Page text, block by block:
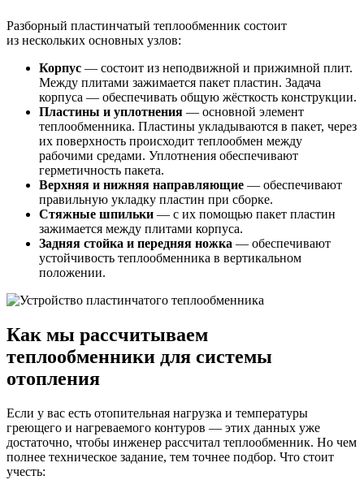
Разборный пластинчатый теплообменник состоит
из нескольких основных узлов:
Корпус — состоит из неподвижной и прижимной плит.
Между плитами зажимается пакет пластин. Задача
корпуса — обеспечивать общую жёсткость конструкции.
Пластины и уплотнения — основной элемент
теплообменника. Пластины укладываются в пакет, через
их поверхность происходит теплообмен между
рабочими средами. Уплотнения обеспечивают
герметичность пакета.
Верхняя и нижняя направляющие — обеспечивают
правильную укладку пластин при сборке.
Стяжные шпильки — с их помощью пакет пластин
зажимается между плитами корпуса.
Задняя стойка и передняя ножка — обеспечивают
устойчивость теплообменника в вертикальном
положении.
Как мы рассчитываем
теплообменники для системы
отопления
Если у вас есть отопительная нагрузка и температуры
греющего и нагреваемого контуров — этих данных уже
достаточно, чтобы инженер рассчитал теплообменник. Но чем
полнее техническое задание, тем точнее подбор. Что стоит
учесть: